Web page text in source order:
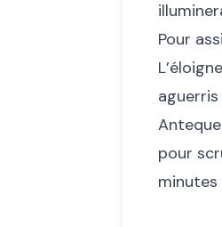
Pour
pour
minutes